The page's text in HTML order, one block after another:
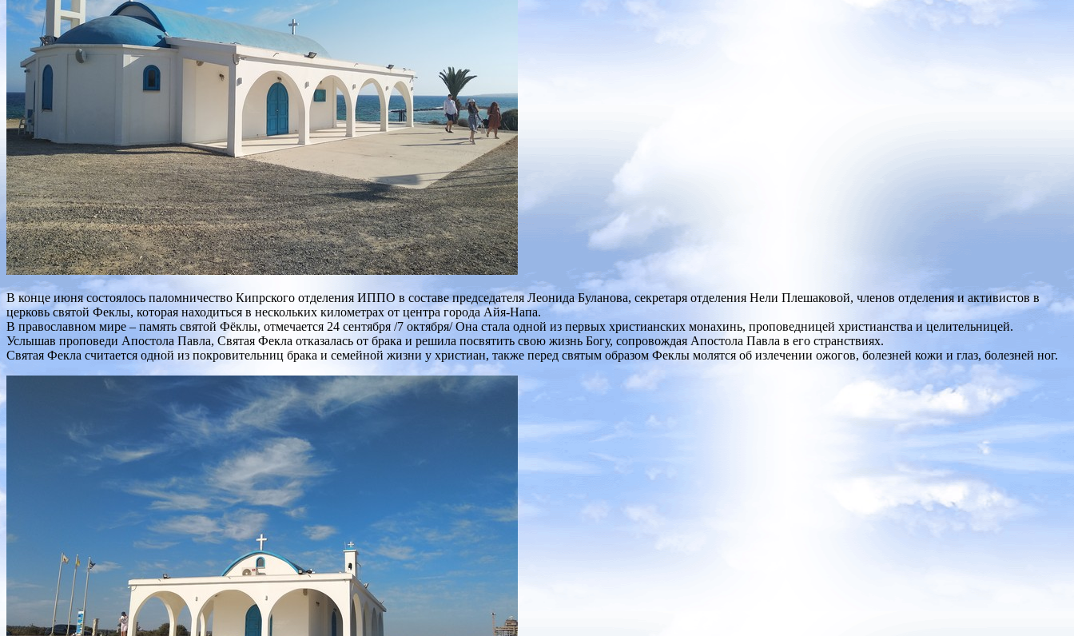
В конце июня состоялось паломничество Кипрского отделения ИППО в составе председателя Леонида Буланова, секретаря отделения Нели Плешаковой, членов отделения и активистов в
церковь святой Феклы, которая находиться в нескольких километрах от центра города Айя-Напа.
В православном мире – память святой Фёклы, отмечается 24 сентября /7 октября/ Она стала одной из первых христианских монахинь, проповедницей христианства и целительницей.
Услышав проповеди Апостола Павла, Святая Фекла отказалась от брака и решила посвятить свою жизнь Богу, сопровождая Апостола Павла в его странствиях.
Святая Фекла считается одной из покровительниц брака и семейной жизни у христиан, также перед святым образом Феклы молятся об излечении ожогов, болезней кожи и глаз, болезней ног.